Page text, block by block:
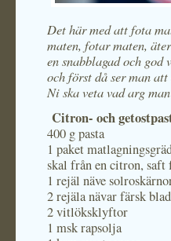
Det här med att fota
maten, fotar maten,
en snabblagad och
och först då ser man
Ni ska veta vad arg
Citron- och
400 g pasta
1 paket
skal från en citron, saft
1 rejäl näve
2 rejäla nävar färsk
2 vitlöksklyftor
1 msk rapsolja